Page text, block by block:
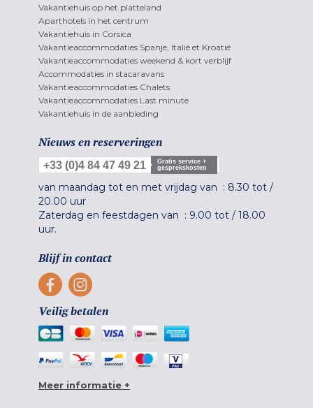
Vakantiehuis op het platteland
Aparthotels in het centrum
Vakantiehuis in Corsica
Vakantieaccommodaties Spanje, Italië et Kroatië
Vakantieaccommodaties weekend & kort verblijf
Accommodaties in stacaravans
Vakantieaccommodaties Chalets
Vakantieaccommodaties Last minute
Vakantiehuis in de aanbieding
Nieuws en reserveringen
+33 (0)4 84 47 49 21
Gratis service +
gesprekskosten
van maandag tot en met vrijdag van : 8.30 tot/
20.00 uur
Zaterdag en feestdagen van : 9.00 tot/ 18.00
uur.
Blijf in contact
Veilig betalen
Meer informatie +